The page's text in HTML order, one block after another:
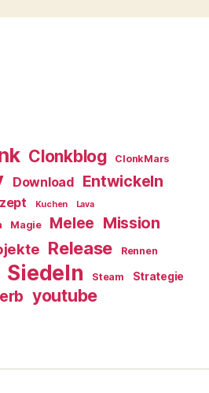
Clonkblog ClonkMars
Download Entwickeln
Kuchen Lava
Magie Melee Mission
Release Rennen
Siedeln Steam Strategie
youtube